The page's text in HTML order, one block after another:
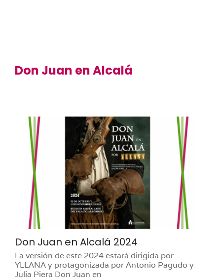
Don Juan en Alcalá
Don Juan en Alcalá 2024
La versión de este 2024 estará dirigida por
YLLANA y protagonizada por Antonio Pagudo y
Julia Piera Don Juan en